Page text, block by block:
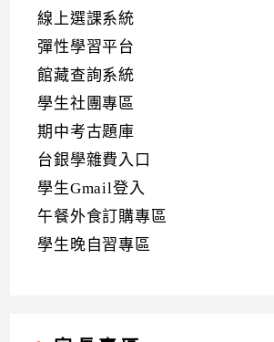
線上選課系統
彈性學習平台
館藏查詢系統
學生社團專區
期中考古題庫
台銀學雜費入口
學生Gmail登入
午餐外食訂購專區
學生晚自習專區